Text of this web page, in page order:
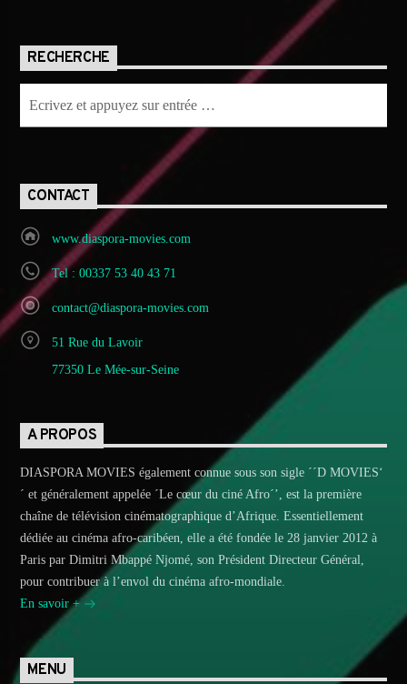
RECHERCHE
CONTACT
www.diaspora-movies.com
Tel : 00337 53 40 43 71
contact@diaspora-movies.com
51 Rue du Lavoir
77350 Le Mée-sur-Seine
A PROPOS
DIASPORA MOVIES également connue sous son sigle ´´D MOVIES‘
´ et généralement appelée ´Le cœur du ciné Afro´’, est la première
chaîne de télévision cinématographique d’Afrique. Essentiellement
dédiée au cinéma afro-caribéen, elle a été fondée le 28 janvier 2012 à
Paris par Dimitri Mbappé Njomé, son Président Directeur Général,
pour contribuer à l’envol du cinéma afro-mondiale.
En savoir +
MENU